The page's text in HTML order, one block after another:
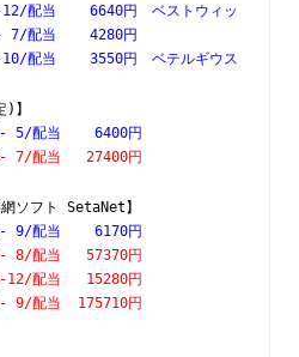
配当    6640円　ベストウィッ
　 6- 7/配当    4280円
配当    3550円　ベテルギウス
)】
14- 5/配当    6400円
5- 9- 7/配当   27400円
網ソフト SetaNet】
5- 3- 9/配当    6170円
2- 3- 8/配当   57370円
7- 9-12/配当   15280円
7- 9/配当  175710円